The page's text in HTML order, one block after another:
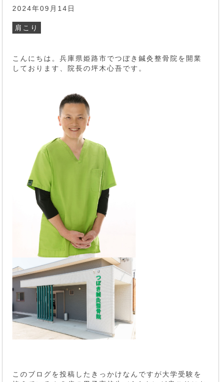
2024年09月14日
肩こり
こんにちは。兵庫県姫路市でつぼき鍼灸整骨院を開業
しております、院長の坪木心吾です。
このブログを投稿したきっかけなんですが大学受験を